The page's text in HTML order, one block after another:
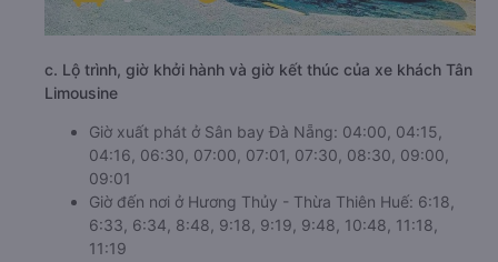
c. Lộ trình, giờ khởi hành và giờ kết thúc của xe khách Tân
Limousine
Giờ xuất phát ở Sân bay Đà Nẵng: 04:00, 04:15,
04:16, 06:30, 07:00, 07:01, 07:30, 08:30, 09:00,
09:01
Giờ đến nơi ở Hương Thủy - Thừa Thiên Huế: 6:18,
6:33, 6:34, 8:48, 9:18, 9:19, 9:48, 10:48, 11:18,
11:19